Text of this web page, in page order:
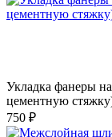
Укладка фанеры
цементную
750 ₽